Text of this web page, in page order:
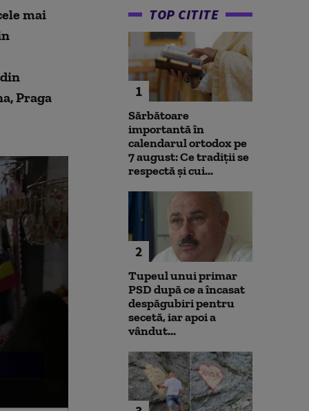
mai
Praga
TOP CITITE
1
Sărbătoare
importantă în
calendarul ortodox pe
7 august: Ce tradiții se
respectă și cui...
2
Tupeul unui primar
PSD după ce a încasat
despăgubiri pentru
secetă, iar apoi a
vândut...